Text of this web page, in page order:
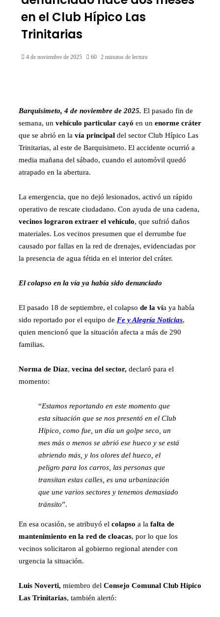
en el Club Hípico Las
Trinitarias
4 de noviembre de 2025 60 2 minutos de lectura
Barquisimeto, 4 de noviembre de 2025. El pasado fin de
semana, un vehículo particular cayó en un enorme cráter
que se abrió en la vía principal del sector Club Hípico Las
Trinitarias, al este de Barquisimeto. El accidente ocurrió a
media mañana del sábado, cuando el automóvil quedó
atrapado en la abertura.
La emergencia, que no dejó lesionados, activó un rápido
operativo de rescate ciudadano. Con ayuda de una cadena,
vecinos lograron extraer el vehículo, que sufrió daños
materiales. Los vecinos presumen que el derrumbe fue
causado por fallas en la red de drenajes, evidenciadas por
la presencia de agua fétida en el interior del cráter.
El colapso en la vía ya había sido denunciado
El pasado 18 de septiembre, el colapso de la vía ya había
sido reportado por el equipo de Fe y Alegría Noticias,
quien mencionó que la situación afecta a más de 290
familias.
Norma de Díaz, vecina del sector, declaró para el
momento:
“Estamos reportando en este momento que
esta situación que se nos presentó en el Club
Hípico, como fue, un día un golpe seco, un
mes más o menos se abrió ese hueco y se está
abriendo más, y los olores del hueco, el
peligro para los carros, las personas que
transitan estas calles, es una urbanización
que une varios sectores y tenemos demasiado
tránsito”.
En esa ocasión, se atribuyó el colapso a la falta de
mantenimiento en la red de cloacas, por lo que los
vecinos solicitaron al gobierno regional atender con
urgencia la situación.
Luis Noverti, miembro del Consejo Comunal Club Hípico
Las Trinitarias, también alertó: